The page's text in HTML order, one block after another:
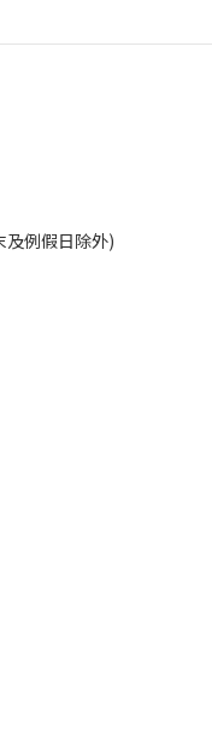
及例假日除外)